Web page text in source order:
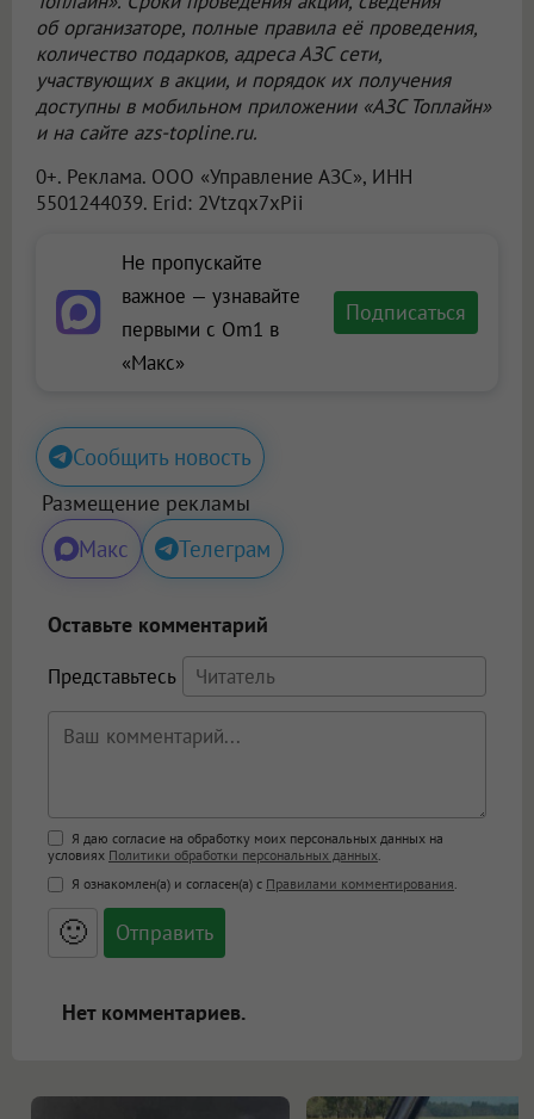
об организаторе, полные правила её проведения,
количество подарков, адреса АЗС сети,
участвующих в акции, и порядок их получения
доступны в мобильном приложении «АЗС Топлайн»
и на сайте azs-topline.ru.
0+. Реклама. ООО «Управление АЗС», ИНН
5501244039. Erid: 2Vtzqx7xPii
Не пропускайте
важное — узнавайте
первыми с Om1 в
«Макс»
Подписаться
Сообщить новость
Размещение рекламы
Макс Телеграм
Оставьте комментарий
Представьтесь
Поддержка HTML
<b>, <strong>, <u>, <i>, <em>, <s>, <big>,
<small>, <sup>, <sub>, <pre>, <ul>, <ol>, <li>,
<blockquote>, <code> экранирует HTML,
адреса URL автоматически становятся
ссылками, и [img]адрес[/img] будет
Я даю согласие на обработку моих персональных данных на
условиях Политики обработки персональных данных.
Я ознакомлен(а) и согласен(а) с Правилами комментирования.
🙂
Нет комментариев.